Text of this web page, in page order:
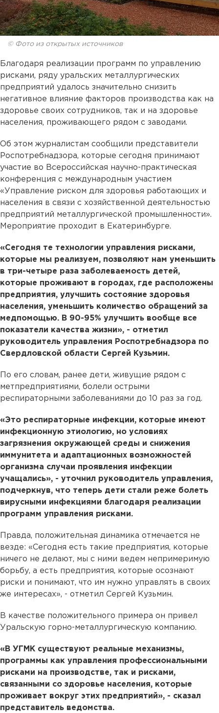
© Фото из открытых источников
Благодаря реализации программ по управлению
рисками, ряду уральских металлургических
предприятий удалось значительно снизить
негативное влияние факторов производства как на
здоровье своих сотрудников, так и на здоровье
населения, проживающего рядом с заводами.
Об этом журналистам сообщили представители
Роспотребнадзора, которые сегодня принимают
участие во Всероссийская научно-практическая
конференция с международным участием
«Управление риском для здоровья работающих и
населения в связи с хозяйственной деятельностью
предприятий металлургической промышленности».
Мероприятие проходит в Екатеринбурге.
«Сегодня те технологии управления рисками,
которые мы реализуем, позволяют нам уменьшить
в три-четыре раза заболеваемость детей,
которые проживают в городах, где расположены
предприятия, улучшить состояние здоровья
населения, уменьшить количество обращений за
медпомощью. В 90-95% улучшить вообще все
показатели качества жизни», - отметил
руководитель управления Роспотребнадзора по
Свердловской области Сергей Кузьмин.
По его словам, ранее дети, живущие рядом с
метпредприятиями, болели острыми
респираторными заболеваниями до 10 раз за год.
«Это респираторные инфекции, которые имеют
инфекционную этиологию, но условиях
загрязнения окружающей среды и снижения
иммунитета и адаптационных возможностей
организма случаи проявления инфекции
учащались», - уточнил руководитель управления,
подчеркнув, что теперь дети стали реже болеть
вирусными инфекциями благодаря реализации
программ управления рисками.
Правда, положительная динамика отмечается не
везде: «Сегодня есть такие предприятия, которые
ничего не делают, мы с ними ведем непримеримую
борьбу, а есть предприятия, которые осознают
риски и понимают, что им нужно управлять в своих
же интересах», - отметил Сергей Кузьмин.
В качестве положительного примера он привел
Уральскую горно-металлургическую компанию.
«В УГМК существуют реальные механизмы,
программы как управления профессиональными
рисками на производстве, так и рисками,
связанными со здоровье населения, которые
проживает вокруг этих предприятий», - сказал
представитель ведомства.